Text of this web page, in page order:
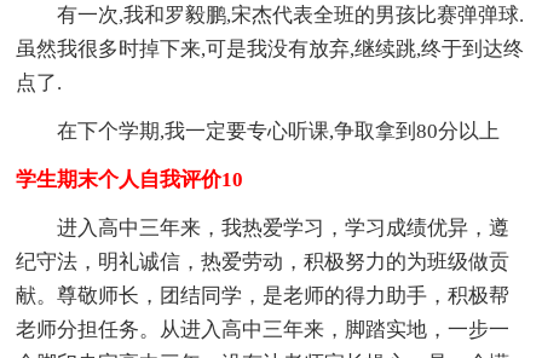
有一次,我和罗毅鹏,宋杰代表全班的男孩比赛弹弹球.
虽然我很多时掉下来,可是我没有放弃,继续跳,终于到达终
点了.
在下个学期,我一定要专心听课,争取拿到80分以上
学生期末个人自我评价10
进入高中三年来，我热爱学习，学习成绩优异，遵
纪守法，明礼诚信，热爱劳动，积极努力的为班级做贡
献。尊敬师长，团结同学，是老师的得力助手，积极帮
老师分担任务。从进入高中三年来，脚踏实地，一步一